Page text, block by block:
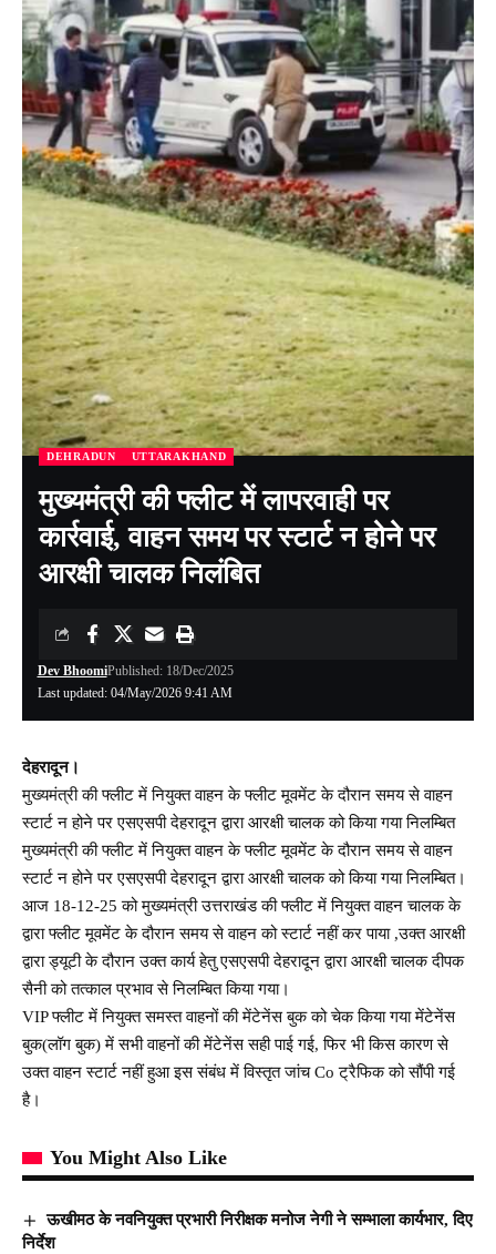
DEHRADUN UTTARAKHAND
मुख्यमंत्री की फ्लीट में लापरवाही पर
कार्रवाई, वाहन समय पर स्टार्ट न होने पर
आरक्षी चालक निलंबित
Last updated: 04/May/2026 9:41 AM
Dev BhoomiPublished: 18/Dec/2025
देहरादून।
मुख्यमंत्री की फ्लीट में नियुक्त वाहन के फ्लीट मूवमेंट के दौरान समय से वाहन
स्टार्ट न होने पर एसएसपी देहरादून द्वारा आरक्षी चालक को किया गया निलम्बित
मुख्यमंत्री की फ्लीट में नियुक्त वाहन के फ्लीट मूवमेंट के दौरान समय से वाहन
स्टार्ट न होने पर एसएसपी देहरादून द्वारा आरक्षी चालक को किया गया निलम्बित।
आज 18-12-25 को मुख्यमंत्री उत्तराखंड की फ्लीट में नियुक्त वाहन चालक के
द्वारा फ्लीट मूवमेंट के दौरान समय से वाहन को स्टार्ट नहीं कर पाया ,उक्त आरक्षी
द्वारा ड्यूटी के दौरान उक्त कार्य हेतु एसएसपी देहरादून द्वारा आरक्षी चालक दीपक
सैनी को तत्काल प्रभाव से निलम्बित किया गया।
VIP फ्लीट में नियुक्त समस्त वाहनों की मेंटेनेंस बुक को चेक किया गया मेंटेनेंस
बुक(लॉग बुक) में सभी वाहनों की मेंटेनेंस सही पाई गई, फिर भी किस कारण से
उक्त वाहन स्टार्ट नहीं हुआ इस संबंध में विस्तृत जांच Co ट्रैफिक को सौंपी गई
है।
You Might Also Like
ऊखीमठ के नवनियुक्त प्रभारी निरीक्षक मनोज नेगी ने सम्भाला कार्यभार, दिए
निर्देश